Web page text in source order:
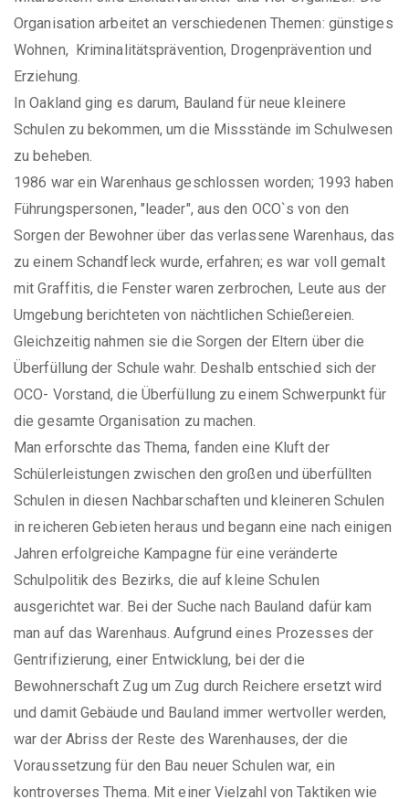
Organisation arbeitet an verschiedenen Themen: günstiges
Wohnen, Kriminalitätsprävention, Drogenprävention und
Erziehung.
In Oakland ging es darum, Bauland für neue kleinere
Schulen zu bekommen, um die Missstände im Schulwesen
zu beheben.
1986 war ein Warenhaus geschlossen worden; 1993 haben
Führungspersonen, "leader", aus den OCO`s von den
Sorgen der Bewohner über das verlassene Warenhaus, das
zu einem Schandfleck wurde, erfahren; es war voll gemalt
mit Graffitis, die Fenster waren zerbrochen, Leute aus der
Umgebung berichteten von nächtlichen Schießereien.
Gleichzeitig nahmen sie die Sorgen der Eltern über die
Überfüllung der Schule wahr. Deshalb entschied sich der
OCO- Vorstand, die Überfüllung zu einem Schwerpunkt für
die gesamte Organisation zu machen.
Man erforschte das Thema, fanden eine Kluft der
Schülerleistungen zwischen den großen und überfüllten
Schulen in diesen Nachbarschaften und kleineren Schulen
in reicheren Gebieten heraus und begann eine nach einigen
Jahren erfolgreiche Kampagne für eine veränderte
Schulpolitik des Bezirks, die auf kleine Schulen
ausgerichtet war. Bei der Suche nach Bauland dafür kam
man auf das Warenhaus. Aufgrund eines Prozesses der
Gentrifizierung, einer Entwicklung, bei der die
Bewohnerschaft Zug um Zug durch Reichere ersetzt wird
und damit Gebäude und Bauland immer wertvoller werden,
war der Abriss der Reste des Warenhauses, der die
Voraussetzung für den Bau neuer Schulen war, ein
kontroverses Thema. Mit einer Vielzahl von Taktiken wie